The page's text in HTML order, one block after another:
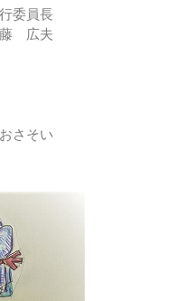
員長
そい